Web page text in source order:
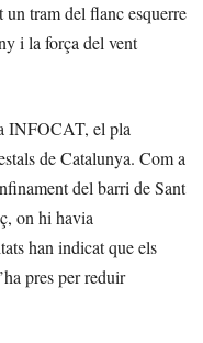
un tram del flanc esquerre
i la força del vent
INFOCAT, el pla
de Catalunya. Com a
del barri de Sant
on hi havia
han indicat que els
pres per reduir